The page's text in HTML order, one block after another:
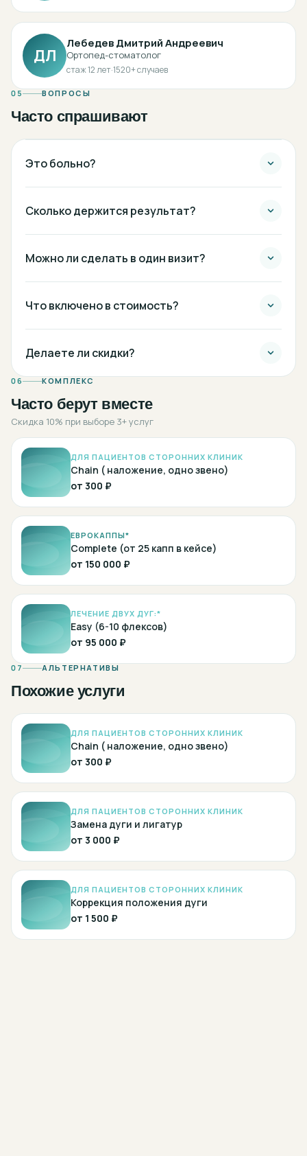
ДЛ
Лебедев Дмитрий Андреевич
Ортопед-стоматолог
стаж12лет·1520+ случаев
05 ВОПРОСЫ
Часто спрашивают
Это больно?
Сколько держится результат?
Можно ли сделать в один визит?
Что включено в стоимость?
Делаете ли скидки?
06 КОМПЛЕКС
Часто берут вместе
Скидка 10% при выборе 3+ услуг
ДЛЯ ПАЦИЕНТОВ СТОРОННИХ КЛИНИК
Chain ( наложение, одно звено)
от 300 ₽
ЕВРОКАППЫ*
Complete (от 25 капп в кейсе)
от 150 000 ₽
ЛЕЧЕНИЕ ДВУХ ДУГ:*
Easy (6-10 флексов)
от 95 000 ₽
07 АЛЬТЕРНАТИВЫ
Похожие услуги
ДЛЯ ПАЦИЕНТОВ СТОРОННИХ КЛИНИК
Chain ( наложение, одно звено)
от 300 ₽
ДЛЯ ПАЦИЕНТОВ СТОРОННИХ КЛИНИК
Замена дуги и лигатур
от 3 000 ₽
ДЛЯ ПАЦИЕНТОВ СТОРОННИХ КЛИНИК
Коррекция положения дуги
от 1 500 ₽